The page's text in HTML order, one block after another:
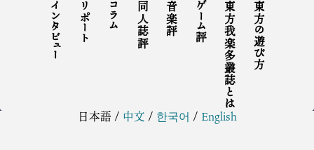
インタビュー リポート コラム 同人誌評 音楽評 ゲーム評 東方我楽多叢誌とは 東方の遊び方
日本語/ 中文 / 한국어 / English